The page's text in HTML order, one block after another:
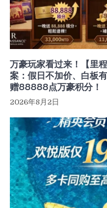
万豪玩家看过来！【里
案：假日不加价、白板
赠88888点万豪积分！
2026年8月2日